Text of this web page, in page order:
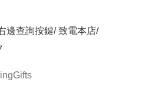
邊查詢按鍵/ 致電本店/